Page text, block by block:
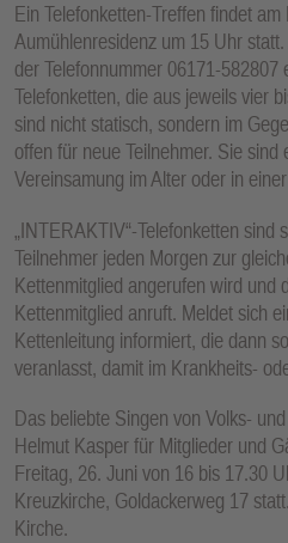
Ein Telefonketten-Treffen findet
Aumühlenresidenz um 15 Uhr
der Telefonnummer 06171-
Telefonketten, die aus jeweils vier
sind nicht statisch, sondern im
offen für neue Teilnehmer. Sie sind
Vereinsamung im Alter oder in
„INTERAKTIV“-Telefonketten sind
Teilnehmer jeden Morgen zur
Kettenmitglied angerufen wird und
Kettenmitglied anruft. Meldet sich
Kettenleitung informiert, die dann
veranlasst, damit im Krankheits-
Das beliebte Singen von Volks-
Helmut Kasper für Mitglieder und
Freitag, 26. Juni von 16 bis 17.30
Kreuzkirche, Goldackerweg 17
Kirche.